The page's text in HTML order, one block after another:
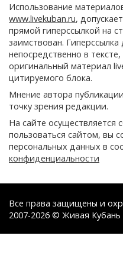
Использование
www.livekuban.ru,
прямой гиперссылкой на
заимствован.
непосредственно в
оригинальный материал
цитируемого блока.
Мнение автора
точку зрения редакции.
На сайте
пользоваться сайтом, вы
персональных данных в
конфиденциальности
Все права защищены и
2007-2026 © Живая Кубань